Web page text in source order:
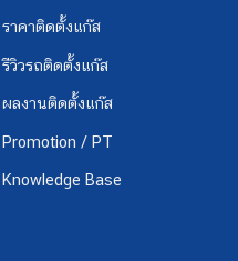
ราคาติดตั้งแก๊ส
รีวิวรถติดตั้งแก๊ส
ผลงานติดตั้งแก๊ส
Promotion / PT
Knowledge Base